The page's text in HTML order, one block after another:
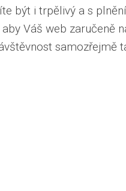
být i trpělivý a s
Váš web zaručeně
samozřejmě